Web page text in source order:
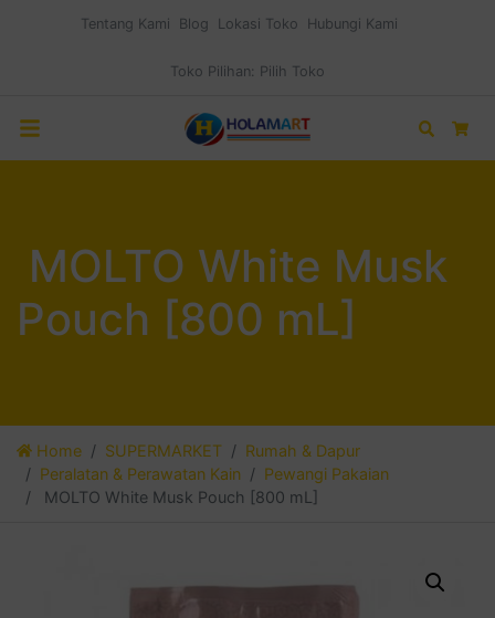
Tentang Kami Blog Lokasi Toko Hubungi Kami
Toko Pilihan: Pilih Toko
Search
MOLTO White Musk
Pouch [800 mL]
Home SUPERMARKET
Rumah & Dapur
Peralatan & Perawatan Kain
Pewangi Pakaian
MOLTO White Musk Pouch [800 mL]